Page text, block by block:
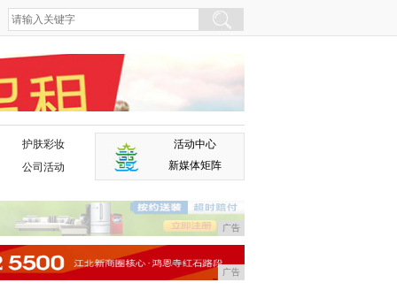
护肤彩妆
公司活动
活动中心
新媒体矩阵
广告
广告